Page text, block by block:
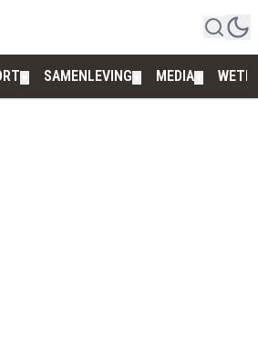
SAMENLEVING MEDIA